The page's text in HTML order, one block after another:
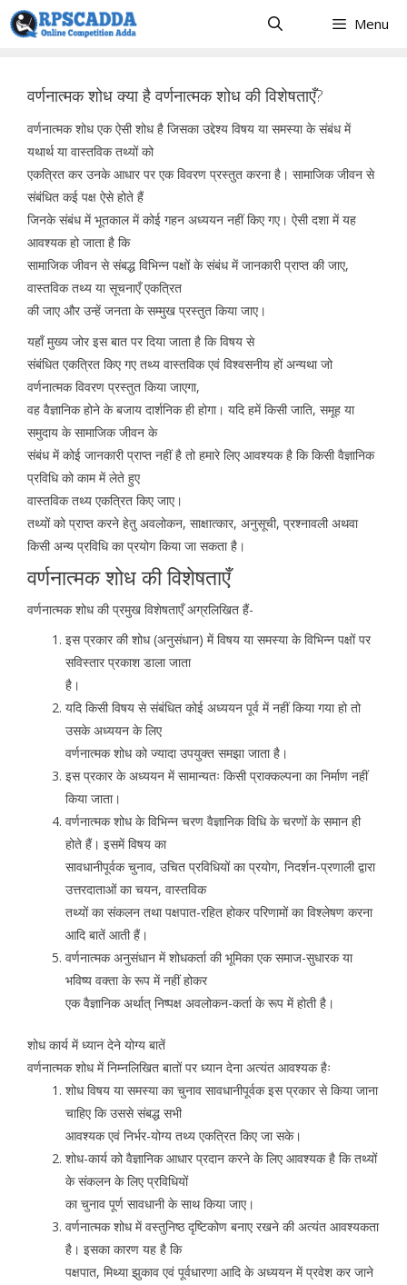
Skip
to
Menu
वर्णनात्मक शोध क्या है वर्णनात्मक शोध की विशेषताएँ?
वर्णनात्मक शोध एक ऐसी शोध है जिसका उद्देश्य विषय या समस्या के संबंध में
यथार्थ या वास्तविक तथ्यों को
एकत्रित कर उनके आधार पर एक विवरण प्रस्तुत करना है। सामाजिक जीवन से
संबंधित कई पक्ष ऐसे होते हैं
जिनके संबंध में भूतकाल में कोई गहन अध्ययन नहीं किए गए। ऐसी दशा में यह
आवश्यक हो जाता है कि
सामाजिक जीवन से संबद्ध विभिन्न पक्षों के संबंध में जानकारी प्राप्त की जाए,
वास्तविक तथ्य या सूचनाएँ एकत्रित
की जाए और उन्हें जनता के सम्मुख प्रस्तुत किया जाए।
यहाँ मुख्य जोर इस बात पर दिया जाता है कि विषय से
संबंधित एकत्रित किए गए तथ्य वास्तविक एवं विश्वसनीय हों अन्यथा जो
वर्णनात्मक विवरण प्रस्तुत किया जाएगा,
वह वैज्ञानिक होने के बजाय दार्शनिक ही होगा। यदि हमें किसी जाति, समूह या
समुदाय के सामाजिक जीवन के
संबंध में कोई जानकारी प्राप्त नहीं है तो हमारे लिए आवश्यक है कि किसी वैज्ञानिक
प्रविधि को काम में लेते हुए
वास्तविक तथ्य एकत्रित किए जाए।
तथ्यों को प्राप्त करने हेतु अवलोकन, साक्षात्कार, अनुसूची, प्रश्नावली अथवा
किसी अन्य प्रविधि का प्रयोग किया जा सकता है।
वर्णनात्मक शोध की विशेषताएँ
वर्णनात्मक शोध की प्रमुख विशेषताएँ अग्रलिखित हैं-
इस प्रकार की शोध (अनुसंधान) में विषय या समस्या के विभिन्न पक्षों पर
सविस्तार प्रकाश डाला जाता
है।
यदि किसी विषय से संबंधित कोई अध्ययन पूर्व में नहीं किया गया हो तो
उसके अध्ययन के लिए
वर्णनात्मक शोध को ज्यादा उपयुक्त समझा जाता है।
इस प्रकार के अध्ययन में सामान्यतः किसी प्राक्कल्पना का निर्माण नहीं
किया जाता।
वर्णनात्मक शोध के विभिन्न चरण वैज्ञानिक विधि के चरणों के समान ही
होते हैं। इसमें विषय का
सावधानीपूर्वक चुनाव, उचित प्रविधियों का प्रयोग, निदर्शन-प्रणाली द्वारा
उत्तरदाताओं का चयन, वास्तविक
तथ्यों का संकलन तथा पक्षपात-रहित होकर परिणामों का विश्लेषण करना
आदि बातें आती हैं।
वर्णनात्मक अनुसंधान में शोधकर्ता की भूमिका एक समाज-सुधारक या
भविष्य वक्ता के रूप में नहीं होकर
एक वैज्ञानिक अर्थात् निष्पक्ष अवलोकन-कर्ता के रूप में होती है।
शोध कार्य में ध्यान देने योग्य बातें
वर्णनात्मक शोध में निम्नलिखित बातों पर ध्यान देना अत्यंत आवश्यक हैः
शोध विषय या समस्या का चुनाव सावधानीपूर्वक इस प्रकार से किया जाना
चाहिए कि उससे संबद्ध सभी
आवश्यक एवं निर्भर-योग्य तथ्य एकत्रित किए जा सके।
शोध-कार्य को वैज्ञानिक आधार प्रदान करने के लिए आवश्यक है कि तथ्यों
के संकलन के लिए प्रविधियों
का चुनाव पूर्ण सावधानी के साथ किया जाए।
वर्णनात्मक शोध में वस्तुनिष्ठ दृष्टिकोण बनाए रखने की अत्यंत आवश्यकता
है। इसका कारण यह है कि
पक्षपात, मिथ्या झुकाव एवं पूर्वधारणा आदि के अध्ययन में प्रवेश कर जाने